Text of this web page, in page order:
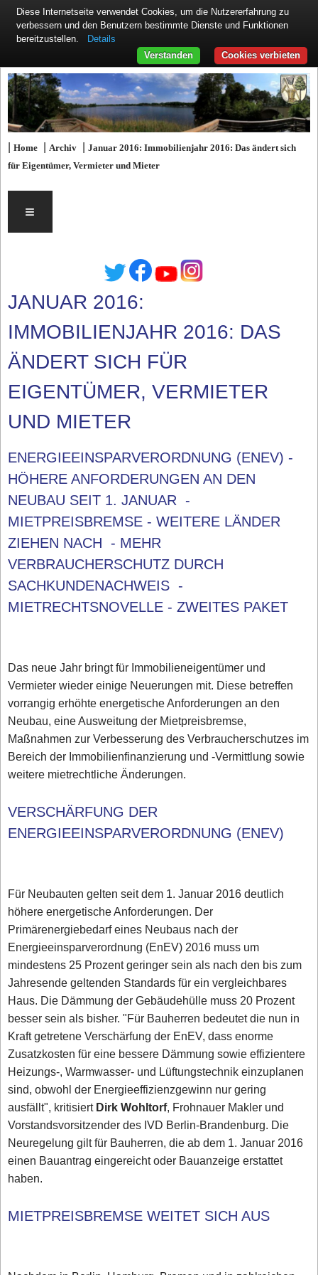
|Home |Archiv |Januar 2016: Immobilienjahr 2016: Das ändert sich
für Eigentümer, Vermieter und Mieter
≡
JANUAR 2016:
IMMOBILIENJAHR 2016: DAS
ÄNDERT SICH FÜR
EIGENTÜMER, VERMIETER
UND MIETER
ENERGIEEINSPARVERORDNUNG (ENEV) -
HÖHERE ANFORDERUNGEN AN DEN
NEUBAU SEIT 1. JANUAR -
MIETPREISBREMSE - WEITERE LÄNDER
ZIEHEN NACH - MEHR
VERBRAUCHERSCHUTZ DURCH
SACHKUNDENACHWEIS -
MIETRECHTSNOVELLE - ZWEITES PAKET
Das neue Jahr bringt für Immobilieneigentümer und
Vermieter wieder einige Neuerungen mit. Diese betreffen
vorrangig erhöhte energetische Anforderungen an den
Neubau, eine Ausweitung der Mietpreisbremse,
Maßnahmen zur Verbesserung des Verbraucherschutzes im
Bereich der Immobilienfinanzierung und -Vermittlung sowie
weitere mietrechtliche Änderungen.
VERSCHÄRFUNG DER
ENERGIEEINSPARVERORDNUNG (ENEV)
Für Neubauten gelten seit dem 1. Januar 2016 deutlich
höhere energetische Anforderungen. Der
Primärenergiebedarf eines Neubaus nach der
Energieeinsparverordnung (EnEV) 2016 muss um
mindestens 25 Prozent geringer sein als nach den bis zum
Jahresende geltenden Standards für ein vergleichbares
Haus. Die Dämmung der Gebäudehülle muss 20 Prozent
besser sein als bisher. "Für Bauherren bedeutet die nun in
Kraft getretene Verschärfung der EnEV, dass enorme
Zusatzkosten für eine bessere Dämmung sowie effizientere
Heizungs-, Warmwasser- und Lüftungstechnik einzuplanen
sind, obwohl der Energieeffizienzgewinn nur gering
ausfällt", kritisiertDirk Wohltorf, Frohnauer Makler und
Vorstandsvorsitzender des IVD Berlin-Brandenburg. Die
Neuregelung gilt für Bauherren, die ab dem 1. Januar 2016
einen Bauantrag eingereicht oder Bauanzeige erstattet
haben.
MIETPREISBREMSE WEITET SICH AUS
Diese Internetseite verwendet Cookies, um die Nutzererfahrung zu
verbessern und den Benutzern bestimmte Dienste und Funktionen
bereitzustellen.
Details
Cookies verbieten
Verstanden